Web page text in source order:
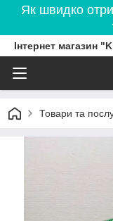
Як швидко
Інтернет магазин
Товари та